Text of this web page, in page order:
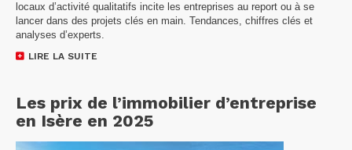
locaux d’activité qualitatifs incite les entreprises au report ou à se
lancer dans des projets clés en main. Tendances, chiffres clés et
analyses d’experts.
LIRE LA SUITE
Les prix de l’immobilier d’entreprise
en Isère en 2025